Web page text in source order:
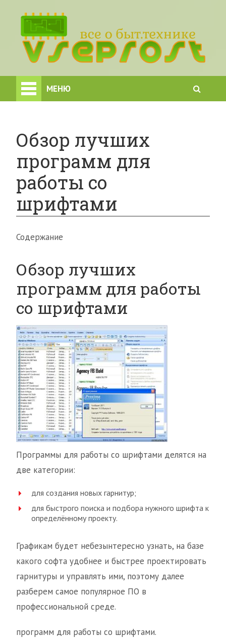
МЕНЮ
Обзор лучших
программ для
работы со
шрифтами
Содержание
Обзор лучших
программ для работы
со шрифтами
Программы для работы со шрифтами делятся на
две категории:
для создания новых гарнитур;
для быстрого поиска и подбора нужного шрифта к
определённому проекту.
Графикам будет небезынтересно узнать, на базе
какого софта удобнее и быстрее проектировать
гарнитуры и управлять ими, поэтому далее
разберем самое популярное ПО в
профессиональной среде.
программ для работы со шрифтами.